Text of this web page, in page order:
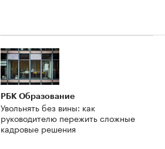
РБК Образование
Увольнять без вины: как
руководителю пережить сложные
кадровые решения